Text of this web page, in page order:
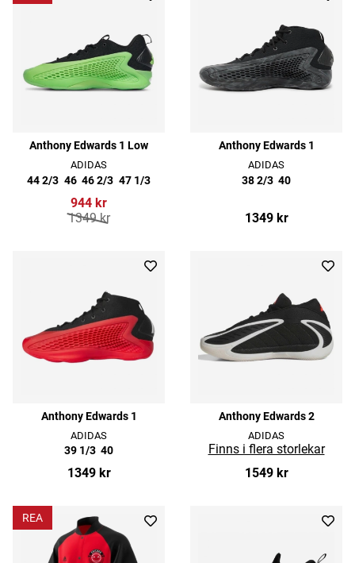
Anthony Edwards 1 Low
ADIDAS
44 2/3 46 46 2/3 47 1/3
944 kr
1349 kr
Anthony Edwards 1
ADIDAS
38 2/3 40
1349 kr
Anthony Edwards 1
ADIDAS
39 1/3 40
1349 kr
Anthony Edwards 2
ADIDAS
1549 kr
REA